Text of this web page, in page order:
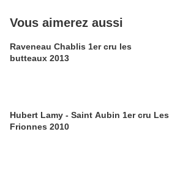
Vous aimerez aussi
Raveneau Chablis 1er cru les
butteaux 2013
Hubert Lamy - Saint Aubin 1er cru Les
Frionnes 2010